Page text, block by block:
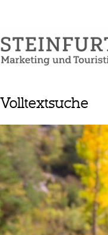
Volltextsuche